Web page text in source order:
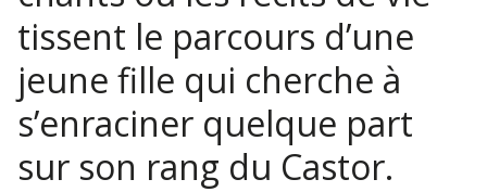
tissent le parcours d’une
jeune fille qui cherche à
s’enraciner quelque part
sur son rang du Castor.